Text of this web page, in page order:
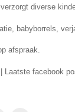
diverse
babyborrels,
afspraak.
Laatste facebook